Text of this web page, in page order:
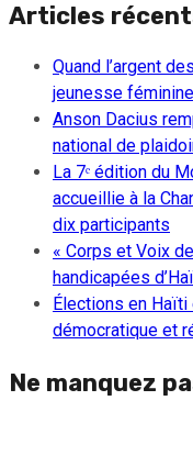
Articles
Quand l’argent
jeunesse
Anson Dacius
national de
La 7ᵉ édition du
accueillie à la
dix participants
« Corps et Voix
handicapées
Élections en
démocratique et
Ne manquez